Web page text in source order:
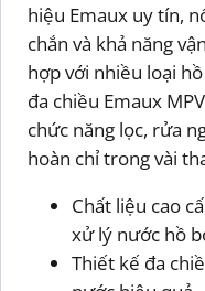
hiệu Emaux uy tín,
chắn và khả năng
hợp với nhiều loại
đa chiều Emaux
chức năng lọc, rửa
hoàn chỉ trong vài
Chất liệu cao
xử lý nước hồ
Thiết kế đa